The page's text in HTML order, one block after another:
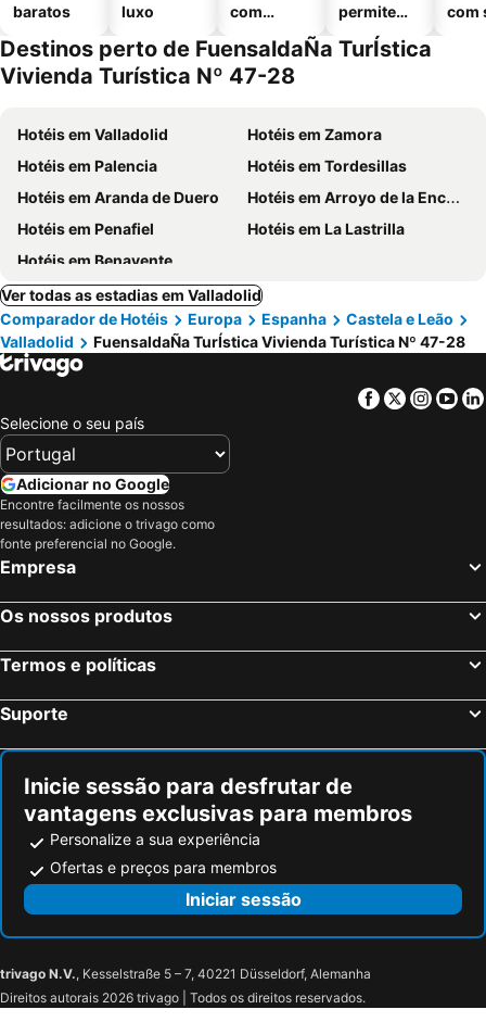
baratos
luxo
com
permitem
animais
com
Destinos perto de FuensaldaÑa TurÍstica
Vivienda Turística Nº 47-28
Hotéis em Valladolid
Hotéis em Zamora
Hotéis em Palencia
Hotéis em Tordesillas
Hotéis em Aranda de Duero
Hotéis em Arroyo de la Encomienda
Hotéis em Penafiel
Hotéis em La Lastrilla
Hotéis em Benavente
Ver todas as estadias em Valladolid
Comparador de Hotéis
Europa Espanha
Castela e Leão
Valladolid
FuensaldaÑa TurÍstica Vivienda Turística Nº 47-28
Facebook
Twitter
Selecione o seu país
Adicionar no Google
Encontre facilmente os nossos
resultados: adicione o trivago como
fonte preferencial no Google.
Empresa
Os nossos produtos
Termos e políticas
Suporte
Inicie sessão para desfrutar de
vantagens exclusivas para membros
Personalize a sua experiência
Ofertas e preços para membros
Iniciar sessão
trivago N.V., Kesselstraße 5 – 7, 40221 Düsseldorf, Alemanha
Direitos autorais 2026 trivago | Todos os direitos reservados.